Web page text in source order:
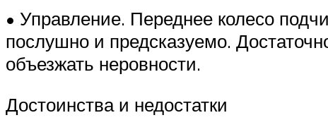
• Управление. Переднее колесо
послушно и предсказуемо.
объезжать неровности.
Достоинства и недостатки